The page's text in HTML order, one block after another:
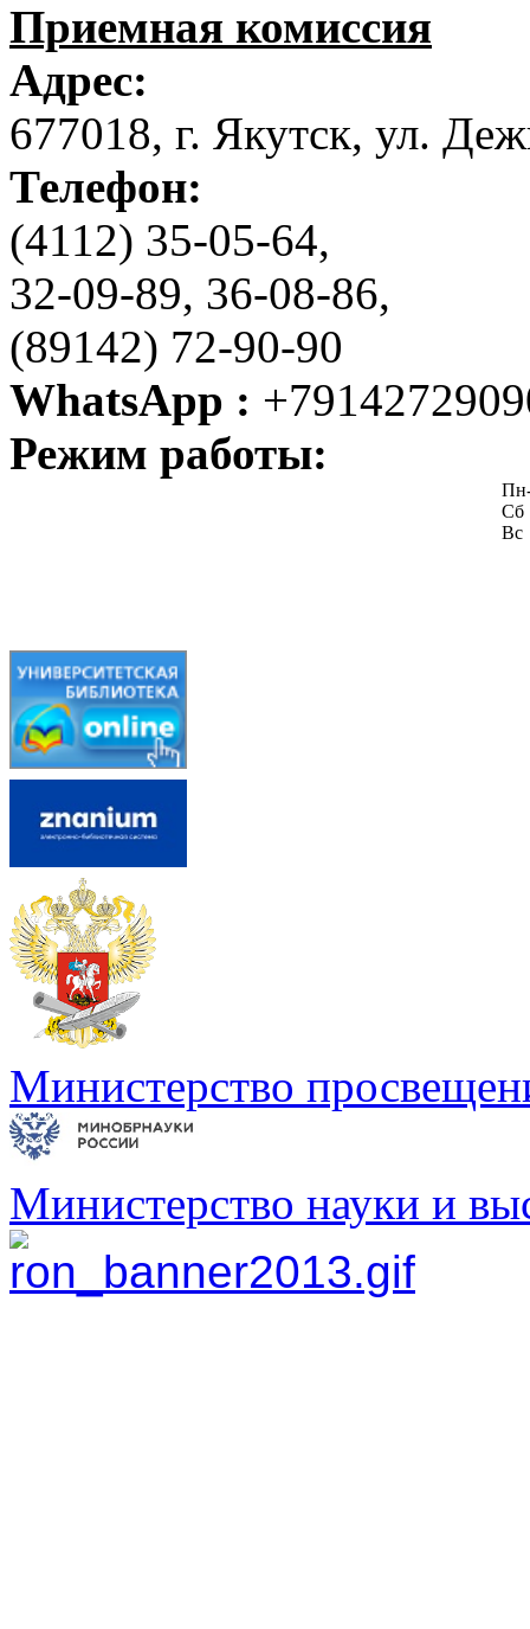
Приемная комиссия
Адрес:
677018, г. Якутск, ул.
Телефон:
(4112) 35-05-64,
32-09-89, 36-08-86,
(89142) 72-90-90
WhatsApp :
Режим работы:
Сб
Вс
Министерство
Министерство науки и